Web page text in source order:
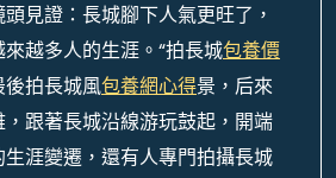
見證：長城腳下人氣更旺了，
越多人的生涯。“拍長城包養價
拍長城風包養網心得景，后來
跟著長城沿線游玩鼓起，開端
涯變遷，還有人專門拍攝長城